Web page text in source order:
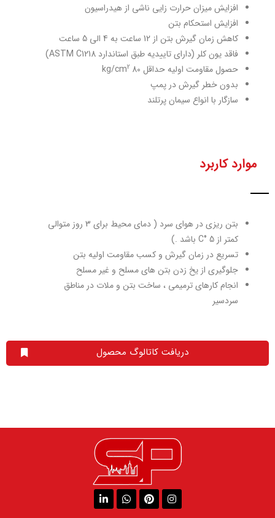
افزایش میزان حرارت زایی ناشی از هیدراسیون
افزایش استحکام بتن
کاهش زمان گیرش بتن از 12 ساعت به 4 الی 5 ساعت
فاقد یون کلر (دارای تاییدیه طبق استاندارد ASTM C1218)
حصول مقاومت اولیه حداقل kg/cm
2 80
بدون خطر گیرش در پمپ
سازگار با انواع سیمان پرتلند
موارد کاربرد
بتن ریزی در هوای سرد ( دمای محیط برای 3 روز متوالی
کمتر از C° 5 باشد .)
تسریع در زمان گیرش و کسب مقاومت اولیه بتن
جلوگیری از یخ زدن بتن های مسلح و غیر مسلح
انجام کارهای ترمیمی ، ساخت بتن و ملات در مناطق
سردسیر
دریافت کاتالوگ محصول